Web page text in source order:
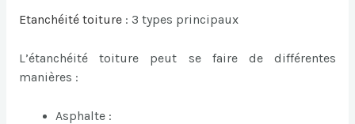
Etanchéité toiture: 3 types principaux
L’étanchéité toiture peut se faire de différentes
manières :
Asphalte :